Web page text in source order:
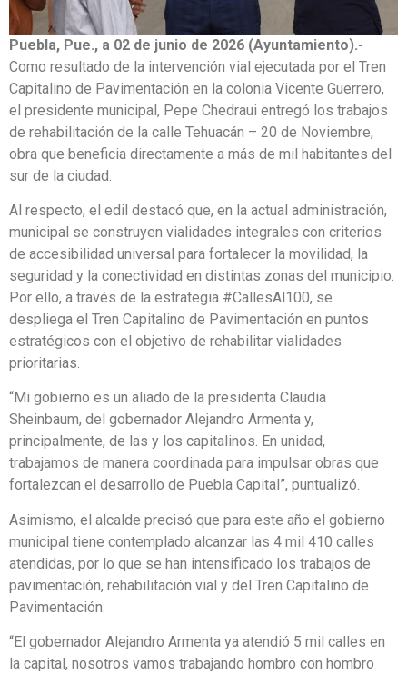
Puebla, Pue., a 02 de junio de 2026 (Ayuntamiento).-
Como resultado de la intervención vial ejecutada por el Tren
Capitalino de Pavimentación en la colonia Vicente Guerrero,
el presidente municipal, Pepe Chedraui entregó los trabajos
de rehabilitación de la calle Tehuacán – 20 de Noviembre,
obra que beneficia directamente a más de mil habitantes del
sur de la ciudad.
Al respecto, el edil destacó que, en la actual administración,
municipal se construyen vialidades integrales con criterios
de accesibilidad universal para fortalecer la movilidad, la
seguridad y la conectividad en distintas zonas del municipio.
Por ello, a través de la estrategia #CallesAl100, se
despliega el Tren Capitalino de Pavimentación en puntos
estratégicos con el objetivo de rehabilitar vialidades
prioritarias.
“Mi gobierno es un aliado de la presidenta Claudia
Sheinbaum, del gobernador Alejandro Armenta y,
principalmente, de las y los capitalinos. En unidad,
trabajamos de manera coordinada para impulsar obras que
fortalezcan el desarrollo de Puebla Capital”, puntualizó.
Asimismo, el alcalde precisó que para este año el gobierno
municipal tiene contemplado alcanzar las 4 mil 410 calles
atendidas, por lo que se han intensificado los trabajos de
pavimentación, rehabilitación vial y del Tren Capitalino de
Pavimentación.
“El gobernador Alejandro Armenta ya atendió 5 mil calles en
la capital, nosotros vamos trabajando hombro con hombro